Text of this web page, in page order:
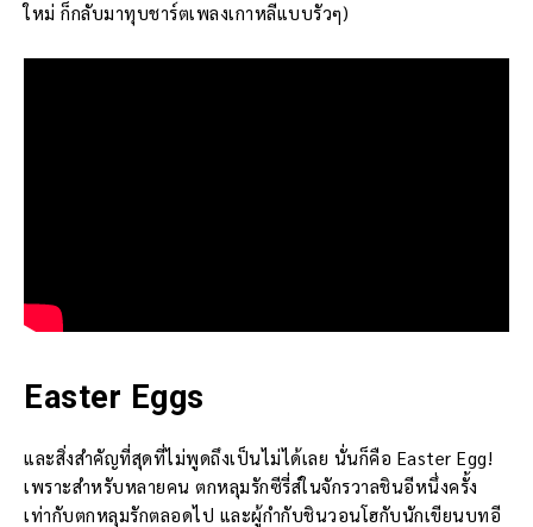
ใหม่ ก็กลับมาทุบชาร์ตเพลงเกาหลีแบบรัวๆ)
Easter Eggs
และสิ่งสำคัญที่สุดที่ไม่พูดถึงเป็นไม่ได้เลย นั่นก็คือ Easter Egg!
เพราะสำหรับหลายคน ตกหลุมรักซีรี่ส์ในจักรวาลชินอีหนึ่งครั้ง
เท่ากับตกหลุมรักตลอดไป และผู้กำกับชินวอนโฮกับนักเขียนบทอี